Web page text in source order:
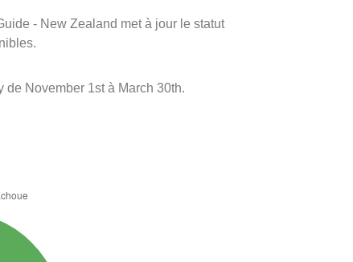
- New Zealand met à jour le statut
November 1st à March 30th.